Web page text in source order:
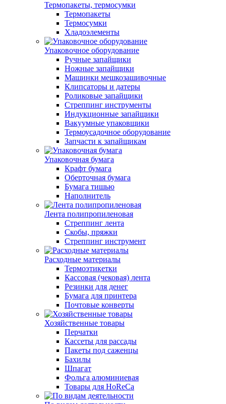
Термопакеты, термосумки
Термопакеты
Термосумки
Хладоэлементы
Упаковочное оборудование
Ручные запайщики
Ножные запайщики
Машинки мешкозашивочные
Клипсаторы и датеры
Роликовые запайщики
Стреппинг инструменты
Индукционные запайщики
Вакуумные упаковщики
Термоусадочное оборудование
Запчасти к запайщикам
Упаковочная бумага
Крафт бумага
Оберточная бумага
Бумага тишью
Наполнитель
Лента полипропиленовая
Стреппинг лента
Скобы, пряжки
Стреппинг инструмент
Расходные материалы
Термоэтикетки
Кассовая (чековая) лента
Резинки для денег
Бумага для принтера
Почтовые конверты
Хозяйственные товары
Перчатки
Кассеты для рассады
Пакеты под саженцы
Бахилы
Шпагат
Фольга алюминиевая
Товары для HoReCa